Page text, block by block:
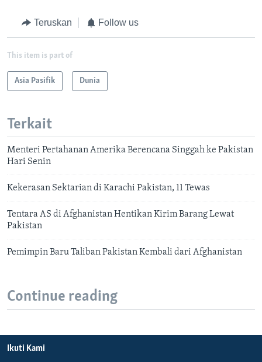
Teruskan Follow us
This item is part of
Asia Pasifik Dunia
Terkait
Menteri Pertahanan Amerika Berencana Singgah ke Pakistan
Hari Senin
Kekerasan Sektarian di Karachi Pakistan, 11 Tewas
Tentara AS di Afghanistan Hentikan Kirim Barang Lewat
Pakistan
Pemimpin Baru Taliban Pakistan Kembali dari Afghanistan
Continue reading
Ikuti Kami